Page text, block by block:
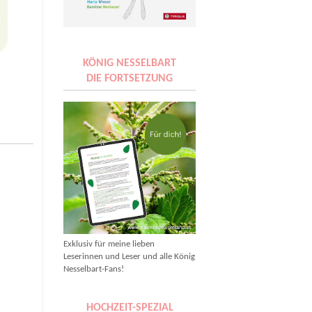
KÖNIG NESSELBART
DIE FORTSETZUNG
Exklusiv für meine lieben
Leserinnen und Leser und alle König
Nesselbart-Fans!
HOCHZEIT-SPEZIAL